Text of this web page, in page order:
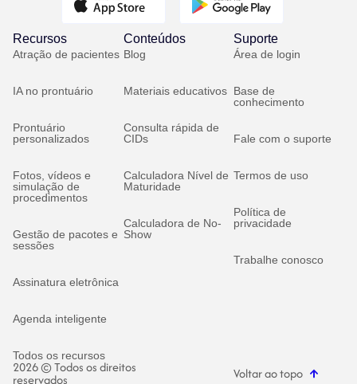
Recursos
Atração de pacientes
IA no prontuário
Prontuário
personalizados
Fotos, vídeos e
simulação de
procedimentos
Gestão de pacotes e
sessões
Assinatura eletrônica
Agenda inteligente
Todos os recursos
Conteúdos
Blog
Materiais educativos
Consulta rápida de
CIDs
Calculadora Nível de
Maturidade
Calculadora de No-
Show
Suporte
Área de login
Base de
conhecimento
Fale com o suporte
Termos de uso
Política de
privacidade
Trabalhe conosco
2026 © Todos os direitos
reservados Voltar ao topo